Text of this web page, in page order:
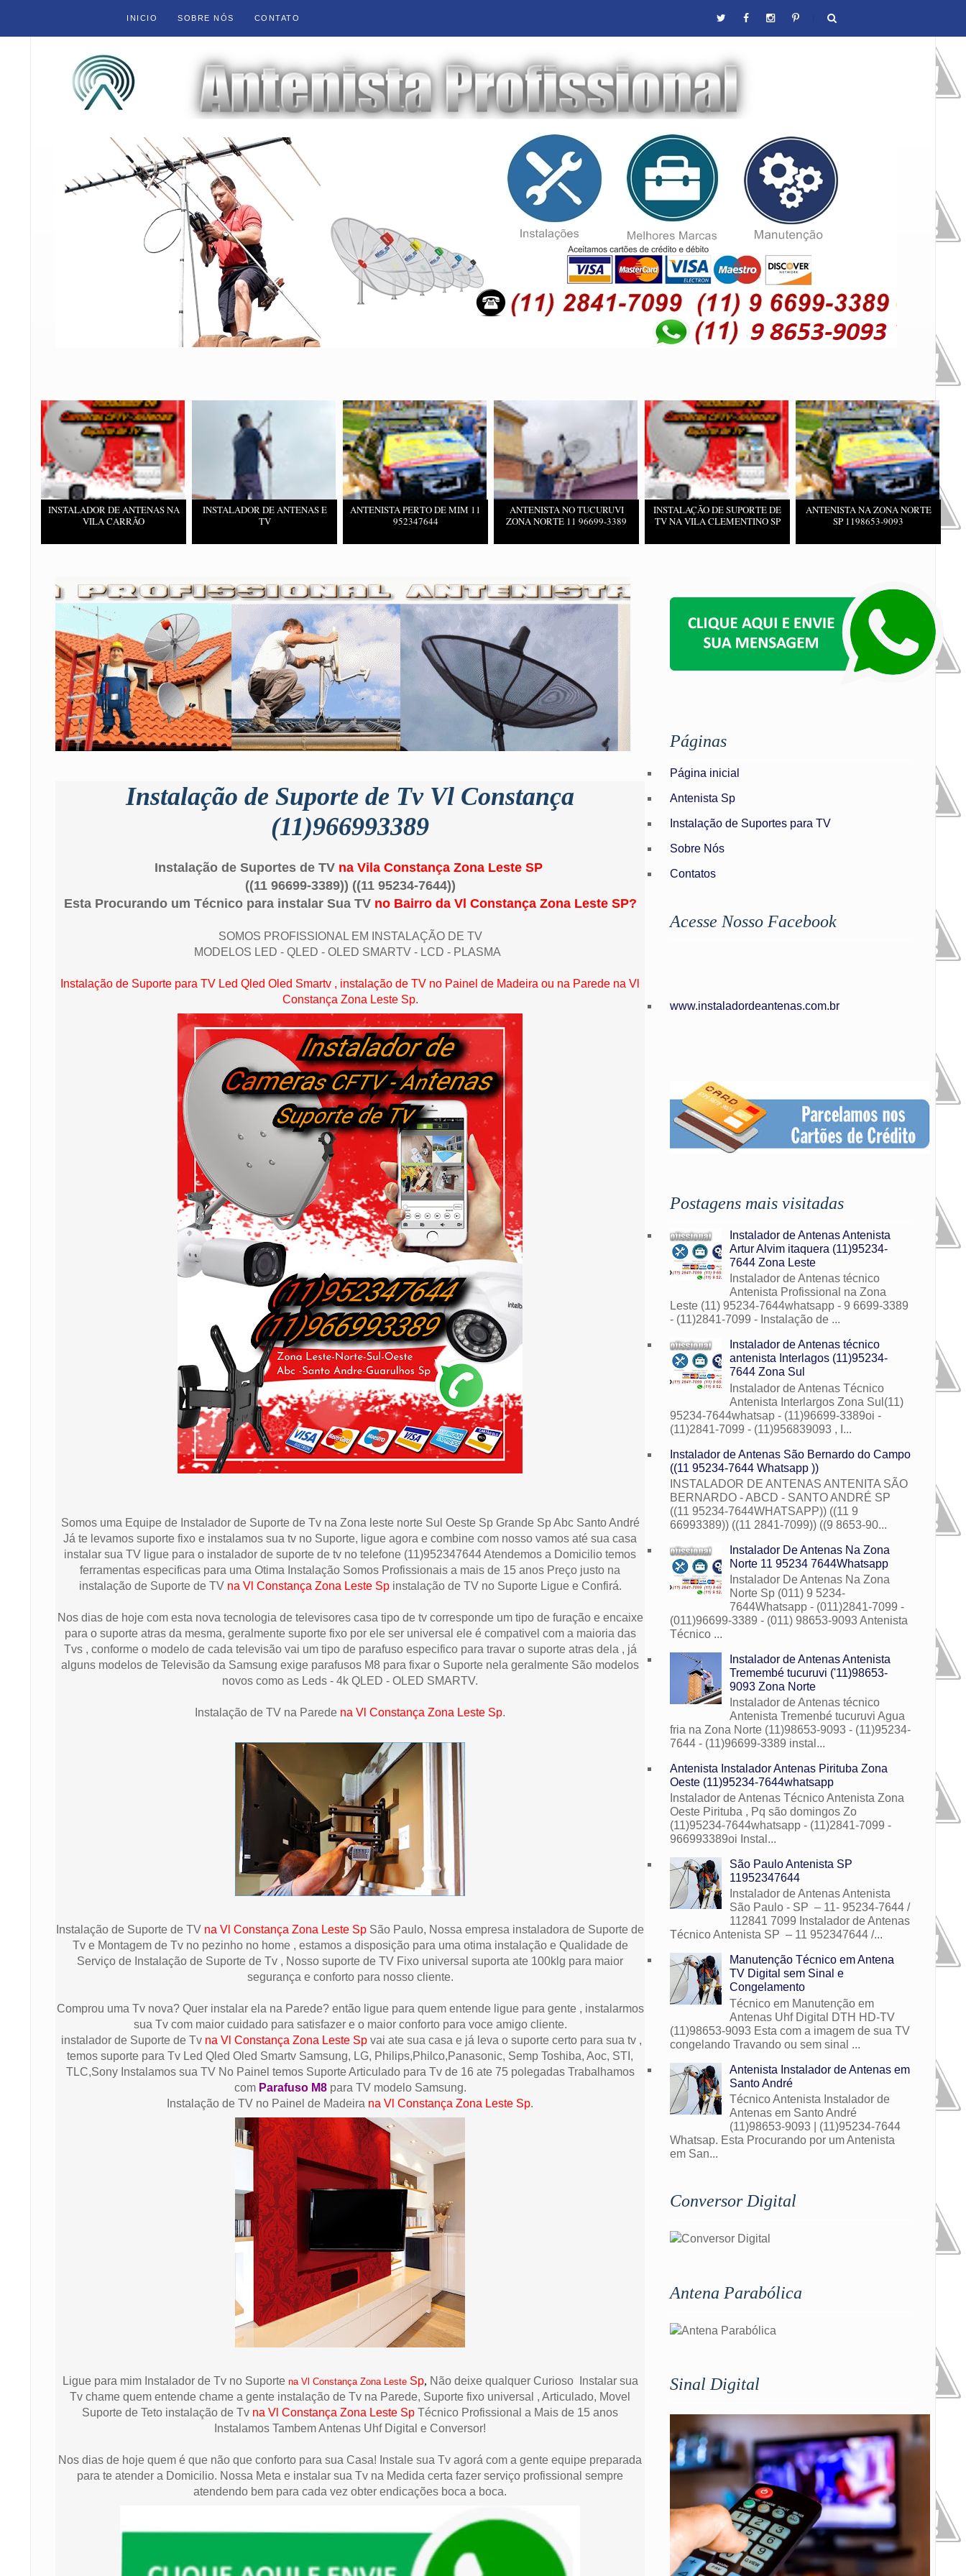
INICIO SOBRE NÓS CONTATO
INSTALADOR DE ANTENAS NA
VILA CARRÃO
INSTALADOR DE ANTENAS E
TV
ANTENISTA PERTO DE MIM 11
952347644
ANTENISTA NO TUCURUVI
ZONA NORTE 11 96699-3389
INSTALAÇÃO DE SUPORTE DE
TV NA VILA CLEMENTINO SP
ANTENISTA NA ZONA NORTE
SP 1198653-9093
Instalação de Suporte de Tv Vl Constança
(11)966993389
Instalação de Suportes de TV na Vila Constança Zona LesteSP
((11 96699-3389)) ((11 95234-7644))
Esta Procurando um Técnico para instalar Sua TVno Bairro da Vl ConstançaZona LesteSP?
SOMOS PROFISSIONAL EM INSTALAÇÃO DE TV
MODELOS LED - QLED - OLED SMARTV - LCD - PLASMA
Instalação de Suporte para TV Led Qled Oled Smartv , instalação de TV no Painel de Madeira ou na Parede na Vl
Constança Zona LesteSp.
Somos uma Equipe de Instalador de Suporte de Tv na Zona leste norte Sul Oeste Sp Grande Sp Abc Santo André
Já te levamos suporte fixo e instalamos sua tv no Suporte, ligue agora e combine com nosso vamos até sua casa
instalar sua TV ligue para o instalador de suporte de tv no telefone (11)952347644 Atendemos a Domicilio temos
ferramentas especificas para uma Otima Instalação Somos Profissionais a mais de 15 anos Preço justo na
instalação de Suporte de TV na Vl Constança Zona LesteSpinstalação de TV no Suporte Ligue e Confirá.
Nos dias de hoje com esta nova tecnologia de televisores casa tipo de tv corresponde um tipo de furação e encaixe
para o suporte atras da mesma, geralmente suporte fixo por ele ser universal ele é compativel com a maioria das
Tvs , conforme o modelo de cada televisão vai um tipo de parafuso especifico para travar o suporte atras dela , já
alguns modelos de Televisão da Samsung exige parafusos M8 para fixar o Suporte nela geralmente São modelos
novos como as Leds - 4k QLED - OLED SMARTV.
Instalação de TV na Parede na Vl Constança Zona Leste Sp.
Instalação de Suporte de TV na Vl Constança Zona Leste Sp São Paulo, Nossa empresa instaladora de Suporte de
Tv e Montagem de Tv no pezinho no home , estamos a disposição para uma otima instalação e Qualidade de
Serviço de Instalação de Suporte de Tv , Nosso suporte de TV Fixo universal suporta ate 100klg para maior
segurança e conforto para nosso cliente.
Comprou uma Tv nova? Quer instalar ela na Parede? então ligue para quem entende ligue para gente , instalarmos
sua Tv com maior cuidado para satisfazer e o maior conforto para voce amigo cliente.
instalador de Suporte de Tv na Vl Constança Zona Leste Sp vai ate sua casa e já leva o suporte certo para sua tv ,
temos suporte para Tv Led Qled Oled Smartv Samsung, LG, Philips,Philco,Panasonic, Semp Toshiba, Aoc, STI,
TLC,Sony Instalamos sua TV No Painel temos Suporte Articulado para Tv de 16 ate 75 polegadas Trabalhamos
com Parafuso M8para TV modelo Samsung.
Instalação de TV no Painel de Madeira na Vl Constança Zona Leste Sp.
Ligue para mim Instalador de Tv no Suporte na Vl Constança Zona LesteSp, Não deixe qualquer Curioso Instalar sua
Tv chame quem entende chame a gente instalação de Tv na Parede, Suporte fixo universal , Articulado, Movel
Suporte de Teto instalação de Tv na Vl Constança Zona Leste Sp Técnico Profissional a Mais de 15 anos
Instalamos Tambem Antenas Uhf Digital e Conversor!
Nos dias de hoje quem é que não que conforto para sua Casa! Instale sua Tv agorá com a gente equipe preparada
para te atender a Domicilio. Nossa Meta e instalar sua Tv na Medida certa fazer serviço profissional sempre
atendendo bem para cada vez obter endicações boca a boca.
Páginas
Página inicial
Antenista Sp
Instalação de Suportes para TV
Sobre Nós
Contatos
Acesse Nosso Facebook
www.instaladordeantenas.com.br
Postagens mais visitadas
Instalador de Antenas Antenista
Artur Alvim itaquera (11)95234-
7644 Zona Leste
Instalador de Antenas técnico
Antenista Profissional na Zona
Leste (11) 95234-7644whatsapp - 9 6699-3389
- (11)2841-7099 - Instalação de ...
Instalador de Antenas técnico
antenista Interlagos (11)95234-
7644 Zona Sul
Instalador de Antenas Técnico
Antenista Interlargos Zona Sul(11)
95234-7644whatsap - (11)96699-3389oi -
(11)2841-7099 - (11)956839093 , I...
Instalador de Antenas São Bernardo do Campo
((11 95234-7644 Whatsapp ))
INSTALADOR DE ANTENAS ANTENITA SÃO
BERNARDO - ABCD - SANTO ANDRÉ SP
((11 95234-7644WHATSAPP)) ((11 9
66993389)) ((11 2841-7099)) ((9 8653-90...
Instalador De Antenas Na Zona
Norte 11 95234 7644Whatsapp
Instalador De Antenas Na Zona
Norte Sp (011) 9 5234-
7644Whatsapp - (011)2841-7099 -
(011)96699-3389 - (011) 98653-9093 Antenista
Técnico ...
Instalador de Antenas Antenista
Tremembé tucuruvi ('11)98653-
9093 Zona Norte
Instalador de Antenas técnico
Antenista Tremenbé tucuruvi Agua
fria na Zona Norte (11)98653-9093 - (11)95234-
7644 - (11)96699-3389 instal...
Antenista Instalador Antenas Pirituba Zona
Oeste (11)95234-7644whatsapp
Instalador de Antenas Técnico Antenista Zona
Oeste Pirituba , Pq são domingos Zo
(11)95234-7644whatsapp - (11)2841-7099 -
966993389oi Instal...
São Paulo Antenista SP
11952347644
Instalador de Antenas Antenista
São Paulo - SP – 11- 95234-7644 /
112841 7099 Instalador de Antenas
Técnico Antenista SP – 11 952347644 /...
Manutenção Técnico em Antena
TV Digital sem Sinal e
Congelamento
Técnico em Manutenção em
Antenas Uhf Digital DTH HD-TV
(11)98653-9093 Esta com a imagem de sua TV
congelando Travando ou sem sinal ...
Antenista Instalador de Antenas em
Santo André
Técnico Antenista Instalador de
Antenas em Santo André
(11)98653-9093 | (11)95234-7644
Whatsap. Esta Procurando por um Antenista
em San...
Conversor Digital
Antena Parabólica
Sinal Digital